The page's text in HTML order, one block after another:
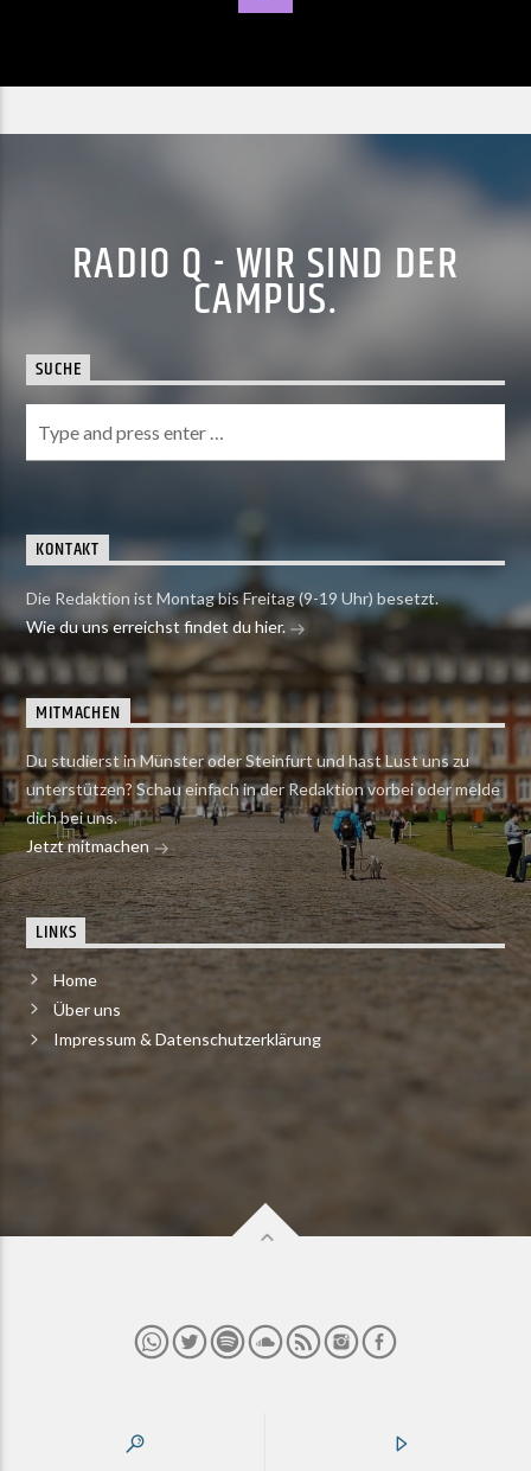
RADIO Q - WIR SIND DER
CAMPUS.
SUCHE
KONTAKT
Die Redaktion ist Montag bis Freitag (9-19 Uhr) besetzt.
Wie du uns erreichst findet du hier.
MITMACHEN
Du studierst in Münster oder Steinfurt und hast Lust uns zu
unterstützen? Schau einfach in der Redaktion vorbei oder melde
dich bei uns.
Jetzt mitmachen
LINKS
Home
Über uns
Impressum & Datenschutzerklärung